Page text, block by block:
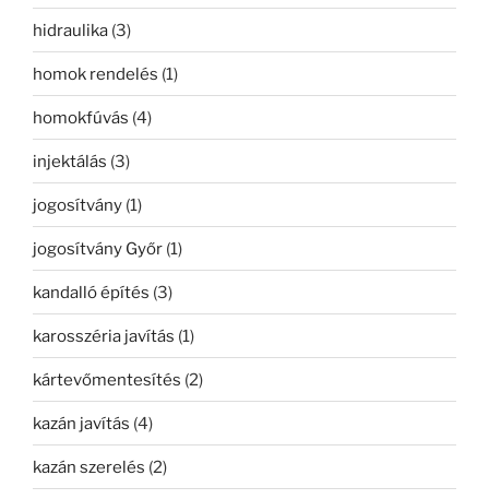
hidraulika (3)
homok rendelés (1)
homokfúvás (4)
injektálás (3)
jogosítvány (1)
jogosítvány Győr (1)
kandalló építés (3)
karosszéria javítás (1)
kártevőmentesítés (2)
kazán javítás (4)
kazán szerelés (2)